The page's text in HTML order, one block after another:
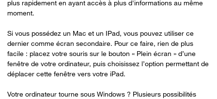
plus rapidement en ayant accès à plus d'informations au même
moment.
Si vous possédez un Mac et un IPad, vous pouvez utiliser ce
dernier comme écran secondaire. Pour ce faire, rien de plus
facile : placez votre souris sur le bouton « Plein écran » d’une
fenêtre de votre ordinateur, puis choisissez l’option permettant de
déplacer cette fenêtre vers votre iPad.
Votre ordinateur tourne sous Windows ? Plusieurs possibilités